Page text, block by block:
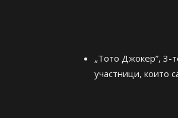
„Тото Джокер”, 3-
участници, които